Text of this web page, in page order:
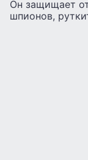
Он защищает
шпионов,